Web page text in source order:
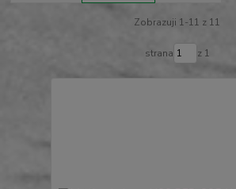
Zobrazuji 1-11 z 11
strana z 1